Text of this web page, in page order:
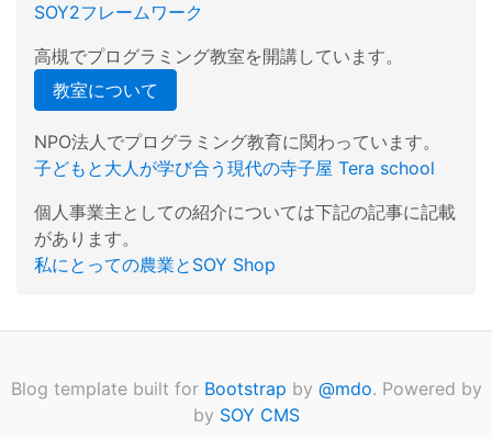
SOY2フレームワーク
高槻でプログラミング教室を開講しています。
教室について
NPO法人でプログラミング教育に関わっています。
子どもと大人が学び合う現代の寺子屋 Tera school
個人事業主としての紹介については下記の記事に記載
があります。
私にとっての農業とSOY Shop
Blog template built for Bootstrap by @mdo. Powered by
by SOY CMS